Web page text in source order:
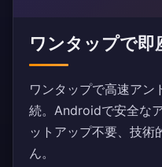
ワンタップで即
ワンタップで高速アン
続。Androidで安全な
ットアップ不要、技術
ん。